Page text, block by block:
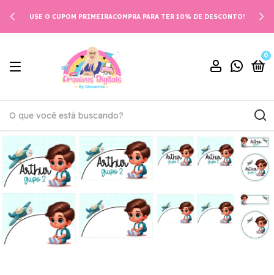
USE O CUPOM PRIMEIRACOMPRA PARA TER 10% DE DESCONTO!
0